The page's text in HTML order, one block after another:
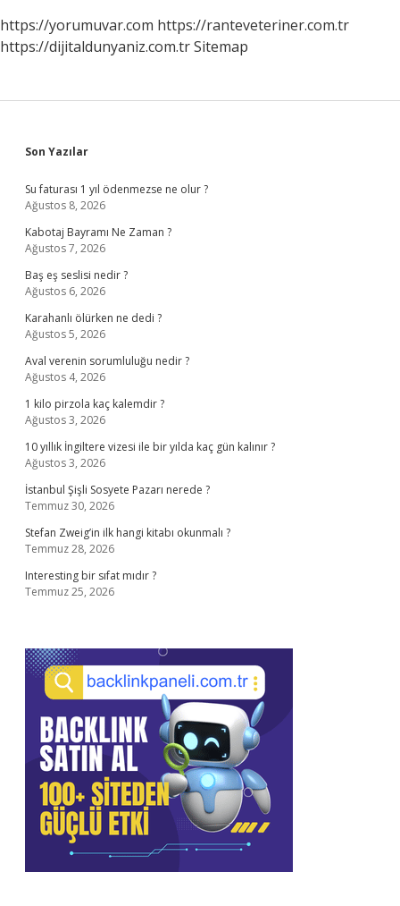
https://yorumuvar.com https://ranteveteriner.com.tr
https://dijitaldunyaniz.com.trSitemap
Sidebar
Son Yazılar
Su faturası 1 yıl ödenmezse ne olur ?
Ağustos 8, 2026
Kabotaj Bayramı Ne Zaman ?
Ağustos 7, 2026
Baş eş seslisi nedir ?
Ağustos 6, 2026
Karahanlı ölürken ne dedi ?
Ağustos 5, 2026
Aval verenin sorumluluğu nedir ?
Ağustos 4, 2026
1 kilo pirzola kaç kalemdir ?
Ağustos 3, 2026
10 yıllık İngiltere vizesi ile bir yılda kaç gün kalınır ?
Ağustos 3, 2026
İstanbul Şişli Sosyete Pazarı nerede ?
Temmuz 30, 2026
Stefan Zweig’in ilk hangi kitabı okunmalı ?
Temmuz 28, 2026
Interesting bir sıfat mıdır ?
Temmuz 25, 2026